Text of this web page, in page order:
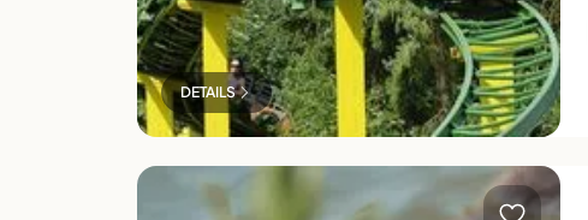
DETAILS
Tönning & Multimar Wattforum